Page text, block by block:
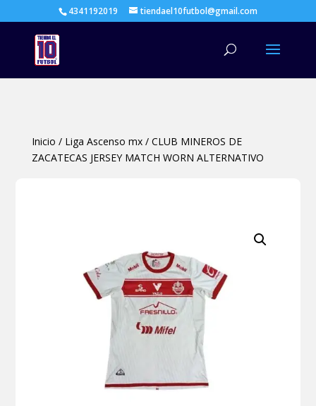
4341192019 tiendael10futbol@gmail.com
Inicio / Liga Ascenso mx/ CLUB MINEROS DE
ZACATECAS JERSEY MATCH WORN ALTERNATIVO